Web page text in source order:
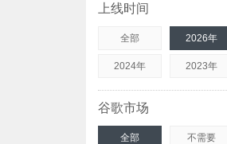
上线时间
全部 2026年
2024年 2023年
谷歌市场
全部 不需要